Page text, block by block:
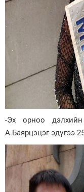
-Эх орноо
А.Баярцэцэг эдүгээ